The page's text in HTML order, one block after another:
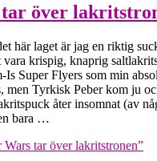
över
här laget är jag en riktig
vara krispig, knaprig
Super Flyers som min
men Tyrkisk Peber kom ju
åter insomnat (av
bara …
Wars tar över lakritstronen”